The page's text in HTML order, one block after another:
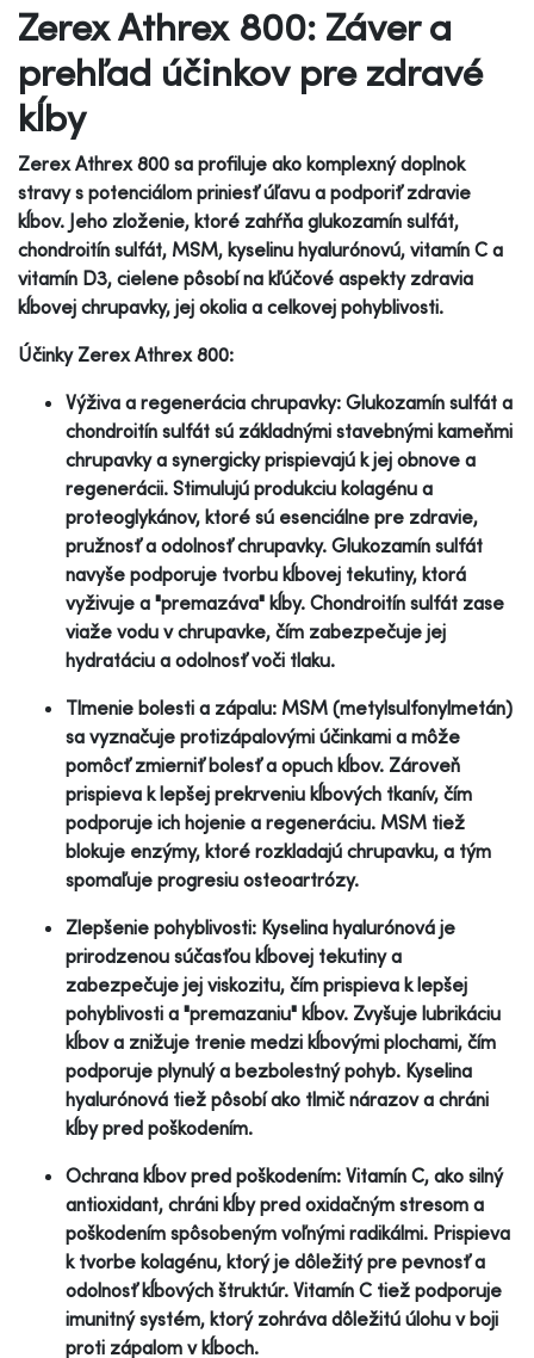
Zerex Athrex 800: Záver a
prehľad účinkov pre zdravé
kĺby
Zerex Athrex 800 sa profiluje ako komplexný doplnok
stravy s potenciálom priniesť úľavu a podporiť zdravie
kĺbov. Jeho zloženie, ktoré zahŕňa glukozamín sulfát,
chondroitín sulfát, MSM, kyselinu hyalurónovú, vitamín C a
vitamín D3, cielene pôsobí na kľúčové aspekty zdravia
kĺbovej chrupavky, jej okolia a celkovej pohyblivosti.
Účinky Zerex Athrex 800:
Výživa a regenerácia chrupavky: Glukozamín sulfát a
chondroitín sulfát sú základnými stavebnými kameňmi
chrupavky a synergicky prispievajú k jej obnove a
regenerácii. Stimulujú produkciu kolagénu a
proteoglykánov, ktoré sú esenciálne pre zdravie,
pružnosť a odolnosť chrupavky. Glukozamín sulfát
navyše podporuje tvorbu kĺbovej tekutiny, ktorá
vyživuje a "premazáva" kĺby. Chondroitín sulfát zase
viaže vodu v chrupavke, čím zabezpečuje jej
hydratáciu a odolnosť voči tlaku.
Tlmenie bolesti a zápalu: MSM (metylsulfonylmetán)
sa vyznačuje protizápalovými účinkami a môže
pomôcť zmierniť bolesť a opuch kĺbov. Zároveň
prispieva k lepšej prekrveniu kĺbových tkanív, čím
podporuje ich hojenie a regeneráciu. MSM tiež
blokuje enzýmy, ktoré rozkladajú chrupavku, a tým
spomaľuje progresiu osteoartrózy.
Zlepšenie pohyblivosti: Kyselina hyalurónová je
prirodzenou súčasťou kĺbovej tekutiny a
zabezpečuje jej viskozitu, čím prispieva k lepšej
pohyblivosti a "premazaniu" kĺbov. Zvyšuje lubrikáciu
kĺbov a znižuje trenie medzi kĺbovými plochami, čím
podporuje plynulý a bezbolestný pohyb. Kyselina
hyalurónová tiež pôsobí ako tlmič nárazov a chráni
kĺby pred poškodením.
Ochrana kĺbov pred poškodením: Vitamín C, ako silný
antioxidant, chráni kĺby pred oxidačným stresom a
poškodením spôsobeným voľnými radikálmi. Prispieva
k tvorbe kolagénu, ktorý je dôležitý pre pevnosť a
odolnosť kĺbových štruktúr. Vitamín C tiež podporuje
imunitný systém, ktorý zohráva dôležitú úlohu v boji
proti zápalom v kĺboch.